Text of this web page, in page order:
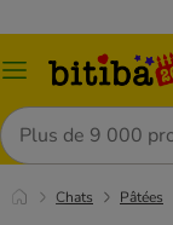
Menu
Rechercher
Chats Pâtées